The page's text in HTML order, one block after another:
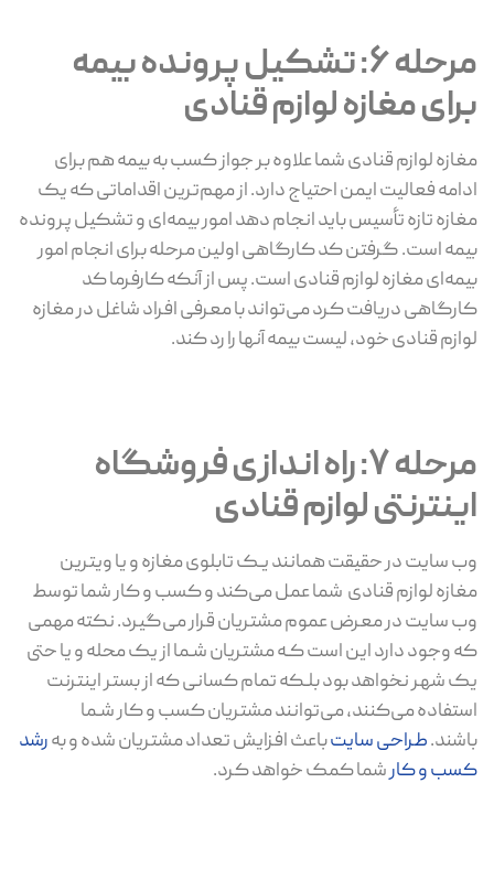
مرحله 6: تشکیل پرونده بیمه
برای مغازه لوازم قنادی
مغازه لوازم قنادی شما علاوه بر جواز کسب به بیمه هم برای
ادامه فعالیت ایمن احتیاج دارد. از مهم‌ترین اقداماتی که یک
مغازه تازه تأسیس باید انجام دهد امور بیمه‌ای و تشکیل پرونده
بیمه است. گرفتن کد کارگاهی اولین مرحله برای انجام امور
بیمه‌ای مغازه لوازم قنادی است. پس از آنکه کارفرما کد
کارگاهی دریافت کرد می‌تواند با معرفی افراد شاغل در مغازه
لوازم قنادی خود، لیست بیمه آنها را رد کند.
مرحله 7: راه اندازی فروشگاه
اینترنتی لوازم قنادی
وب سایت در حقیقت همانند یـک تابلوی مغازه و یا ویترین
مغازه لوازم قنادی شما عمل می‌کند و کسب و کار شما توسط
وب سایت در معرض عموم مشتریان قرار می‌گیرد. نکته مهمی
که وجود دارد این است کـه مشتریان شـما از یک محله و یا حتی
یک شهر نخواهد بود بلـکه تمام کسانی که از بستر اینترنت
استفاده می‌کنند، می‌توانند مشتریان کسب و کار شـما
باشند.طراحی سایتباعث افزایش تعداد مشتریان شده و بهرشد
کسب و کارشما کمک خواهد کرد.